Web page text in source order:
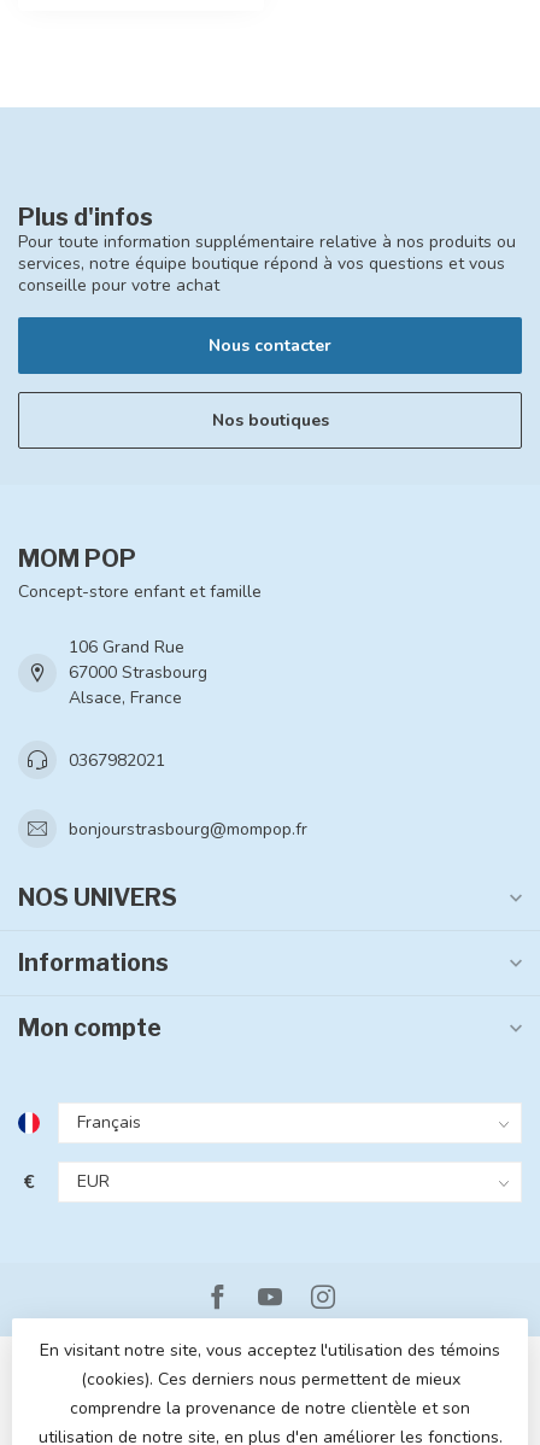
Plus d'infos
Pour toute information supplémentaire relative à nos produits ou
services, notre équipe boutique répond à vos questions et vous
conseille pour votre achat
Nous contacter
Nos boutiques
MOM POP
Concept-store enfant et famille
106 Grand Rue
67000 Strasbourg
Alsace, France
0367982021
bonjourstrasbourg@mompop.fr
NOS UNIVERS
Informations
Mon compte
€
En visitant notre site, vous acceptez l'utilisation des témoins
(cookies). Ces derniers nous permettent de mieux
comprendre la provenance de notre clientèle et son
utilisation de notre site, en plus d'en améliorer les fonctions.